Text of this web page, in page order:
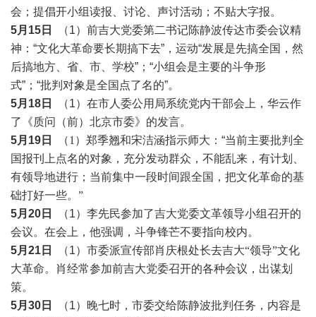
会；提倡开小组读报、讨论、声讨活动；不贴大字报。
5月15日
（1）前吉大党委第二书记陈静波传达市委会议精
神：“文化大革命要长期搞下去”，运动“发展是先搞全国，然
后搞地方、省、市、学校”；“小组会是主要的斗争形
式”；“批判对象是全国点了名的”。
5月18日
（1）在市人委公用局系统党内干部会上，华云作
了《质问（前）北京市委》的发言。
5月19日
（1）郑季翘和宋洁涵指示师大 ：“当前主要批判全
国报刊上点名的对象，充分发动群众，不能乱来，有计划、
有领导地进行； 当前集中一段时间跟全国，把文化革命的基
础打好一些。 ”
5月20日
（1）李先民参加了吉大党委文革领导小组召开的
会议。在会上，他强调，斗争锋芒不要指向校内。
5月21日
（1） 市委派宣传部肖庆根处长去吉大“领导”文化
大革命。肖经常参加前吉大党委召开的各种会议，出谋划
策。
5月30日
（1）晚七时，市委交给陈静波批判任务，内容是